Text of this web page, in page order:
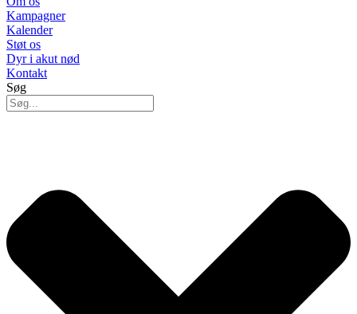
Kampagner
Kalender
Støt os
Dyr i akut nød
Kontakt
Søg